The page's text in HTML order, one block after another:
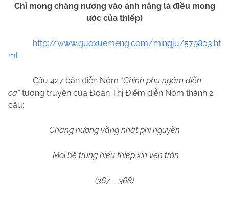
Chỉ mong chàng nương vào ánh nắng là điều mong
ước của thiếp)
http://www.guoxuemeng.com/mingju/579803.ht
ml
Câu 427 bản diễn Nôm “Chinh phụ ngâm diễn
ca”tương truyền của Đoàn Thị Điểm diễn Nôm thành 2
câu:
Chàng nương vầng nhật phỉ nguyền
Mọi bề trung hiếu thiếp xin vẹn tròn
(367 – 368)